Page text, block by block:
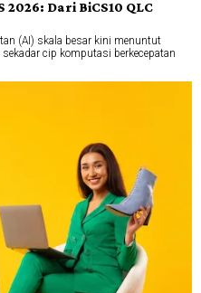
Dari BiCS10 QLC
(AI) skala besar kini menuntut
cip komputasi berkecepatan